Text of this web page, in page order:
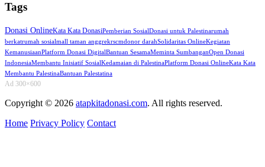
Tags
Donasi OnlineKata Kata DonasiPemberian SosialDonasi untuk Palestinarumah
berkatrumah sosialmall taman anggrekrscmdonor darahSolidaritas OnlineKegiatan
KemanusiaanPlatform Donasi DigitalBantuan SesamaMeminta SumbanganOpen Donasi
IndonesiaMembantu Inisiatif SosialKedamaian di PalestinaPlatform Donasi OnlineKata Kata
Membantu PalestinaBantuan Palestatina
Ad 300×600
Copyright © 2026 atapkitadonasi.com. All rights reserved.
Home Privacy Policy Contact